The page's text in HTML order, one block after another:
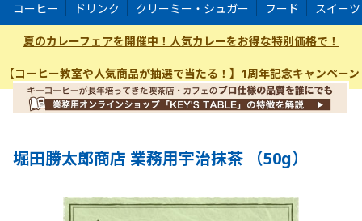
コーヒー ドリンク クリーミー・シュガー フード スイーツ
夏のカレーフェアを開催中！人気カレーをお得な特別価格で！
【コーヒー教室や人気商品が抽選で当たる！】1周年記念キャンペーン
堀田勝太郎商店 業務用宇治抹茶 （50g）